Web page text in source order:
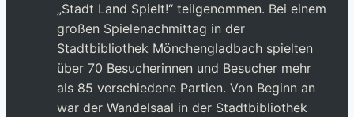
„Stadt Land Spielt!“ teilgenommen. Bei einem
großen Spielenachmittag in der
Stadtbibliothek Mönchengladbach spielten
über 70 Besucherinnen und Besucher mehr
als 85 verschiedene Partien. Von Beginn an
war der Wandelsaal in der Stadtbibliothek